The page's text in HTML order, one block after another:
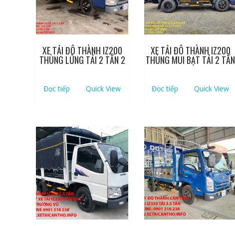
XE TẢI ĐÔ THÀNH IZ200
THÙNG LỬNG TẢI 2 TẤN 2
Đọc tiếp Quick View
XE TẢI ĐÔ THÀNH IZ200
THÙNG MUI BẠT TẢI 2 TẤN
Đọc tiếp Quick View